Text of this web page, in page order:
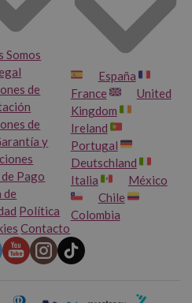
Somos
de
de
y
Pago
de
Política
Contacto
España
France
United
Kingdom
Ireland
Portugal
Deutschland
Italia
México
Chile
Colombia